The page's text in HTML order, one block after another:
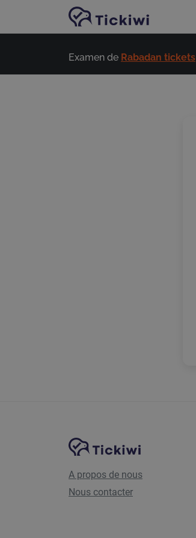
Passer au contenu principal
Examen de Rabadan tickets
Navigation du sitePlate-
A propos de nous
Nous contacter